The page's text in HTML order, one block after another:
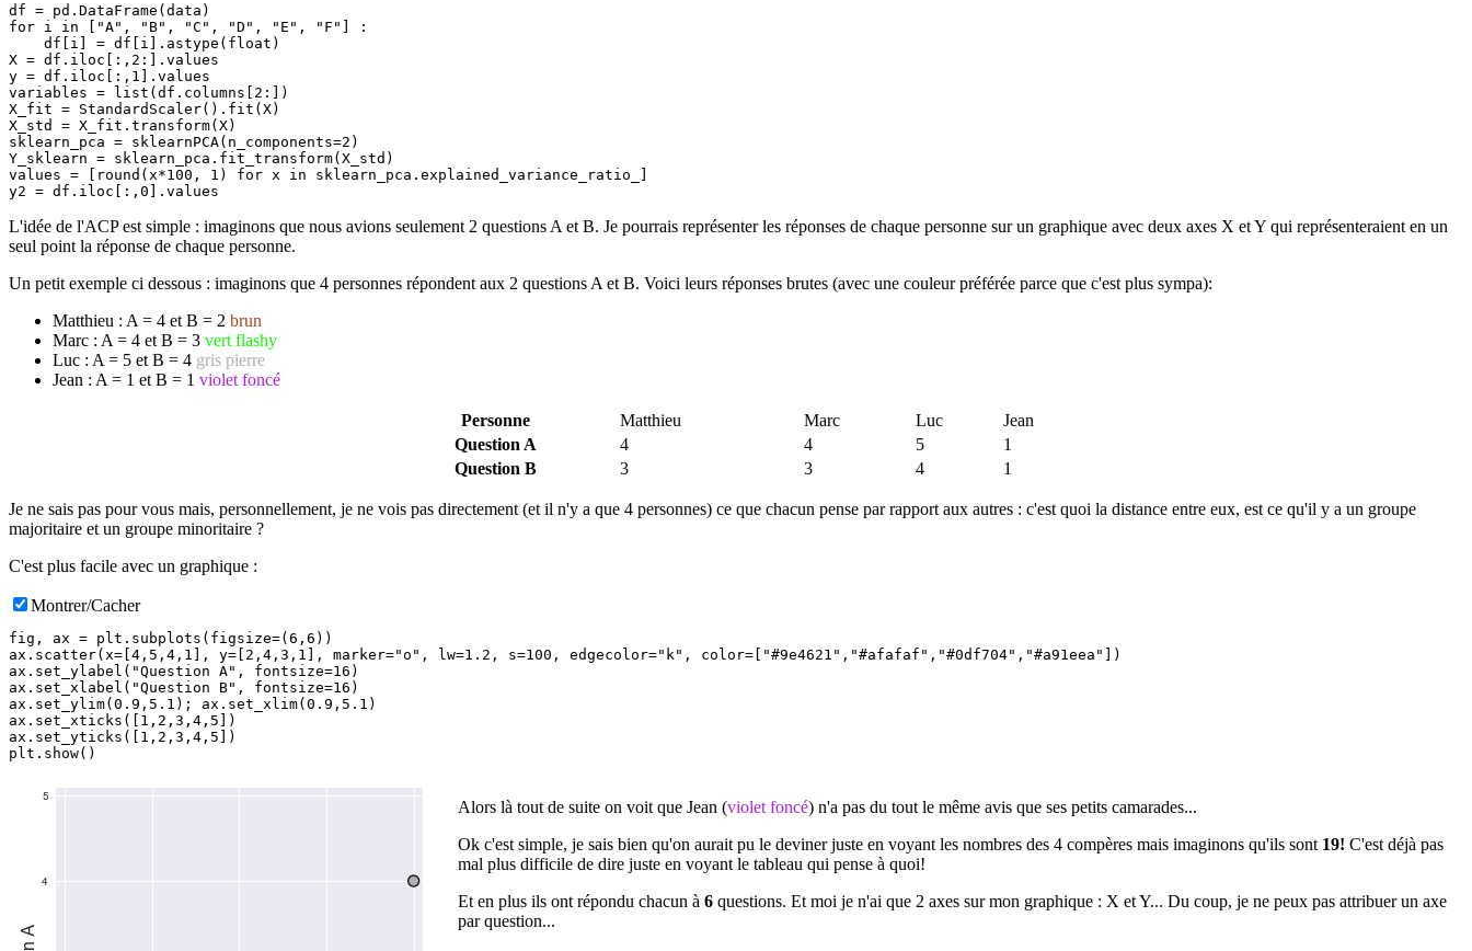
df = pd.DataFrame(data)
for i in ["A", "B", "C", "D", "E", "F"] :
    df[i] = df[i].astype(float)
X = df.iloc[:,2:].values
y = df.iloc[:,1].values
variables = list(df.columns[2:])
X_fit = StandardScaler().fit(X)
X_std = X_fit.transform(X)
sklearn_pca = sklearnPCA(n_components=2)
Y_sklearn = sklearn_pca.fit_transform(X_std)
values = [round(x*100, 1) for x in sklearn_pca.explained_variance_ratio_]
L'idée de l'ACP est simple : imaginons que nous avions seulement 2 questions A et B. Je pourrais représenter les réponses de chaque personne sur un graphique avec deux axes X et Y qui représenteraient en un
seul point la réponse de chaque personne.
Un petit exemple ci dessous : imaginons que 4 personnes répondent aux 2 questions A et B. Voici leurs réponses brutes (avec une couleur préférée parce que c'est plus sympa):
Matthieu : A = 4 et B = 2 brun
Marc : A = 4 et B = 3 vert flashy
Luc : A = 5 et B = 4 gris pierre
Jean : A = 1 et B = 1 violet foncé
Personne Matthieu Marc Luc
Jean
Question A
4 4 5
1
Question B
3 3 4 1
Je ne sais pas pour vous mais, personnellement, je ne vois pas directement (et il n'y a que 4 personnes) ce que chacun pense par rapport aux autres : c'est quoi la distance entre eux, est ce qu'il y a un groupe
majoritaire et un groupe minoritaire ?
C'est plus facile avec un graphique :
Montrer/Cacher
fig, ax = plt.subplots(figsize=(6,6))
ax.scatter(x=[4,5,4,1], y=[2,4,3,1], marker="o", lw=1.2, s=100, edgecolor="k", color=["#9e4621","#afafaf","#0df704","#a91eea"])
ax.set_ylabel("Question A", fontsize=16)
ax.set_xlabel("Question B", fontsize=16)
ax.set_ylim(0.9,5.1); ax.set_xlim(0.9,5.1)
ax.set_xticks([1,2,3,4,5])
ax.set_yticks([1,2,3,4,5])
Alors là tout de suite on voit que Jean (violet foncé) n'a pas du tout le même avis que ses petits camarades...
Ok c'est simple, je sais bien qu'on aurait pu le deviner juste en voyant les nombres des 4 compères mais imaginons qu'ils sont 19! C'est déjà pas
mal plus difficile de dire juste en voyant le tableau qui pense à quoi!
Et en plus ils ont répondu chacun à 6 questions. Et moi je n'ai que 2 axes sur mon graphique : X et Y... Du coup, je ne peux pas attribuer un axe
par question...